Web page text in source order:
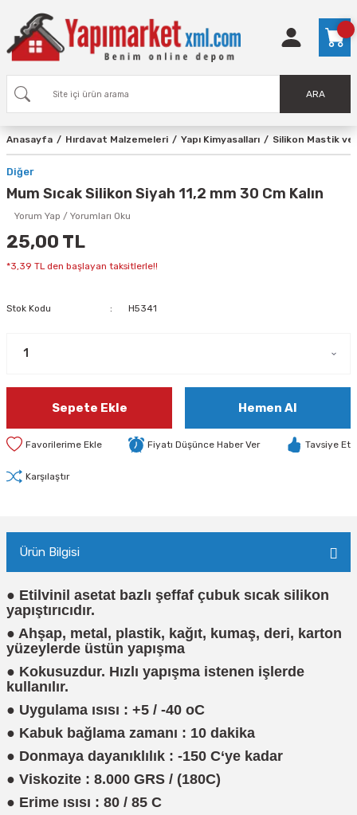
ARA
Anasayfa Hırdavat Malzemeleri Yapı Kimyasalları Silikon Mastik ve
Diğer
Mum Sıcak Silikon Siyah 11,2 mm 30 Cm Kalın
Yorum Yap / Yorumları Oku
25,00 TL
*3,39 TL den başlayan taksitlerle!!
Stok Kodu H5341
Sepete Ekle Hemen Al
Fiyatı Düşünce Haber Ver Tavsiye Et
Karşılaştır
Ürün Bilgisi
● Etilvinil asetat bazlı şeffaf çubuk sıcak silikon
yapıştırıcıdır.
● Ahşap, metal, plastik, kağıt, kumaş, deri, karton
yüzeylerde üstün yapışma
● Kokusuzdur. Hızlı yapışma istenen işlerde
kullanılır.
● Uygulama ısısı : +5 / -40 oC
● Kabuk bağlama zamanı : 10 dakika
● Donmaya dayanıklılık : -150 C‘ye kadar
● Viskozite : 8.000 GRS / (180C)
● Erime ısısı : 80 / 85 C